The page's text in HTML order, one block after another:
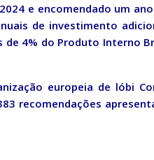
e encomendado um
de investimento
de 4% do Produto Interno
europeia de lóbi
recomendações